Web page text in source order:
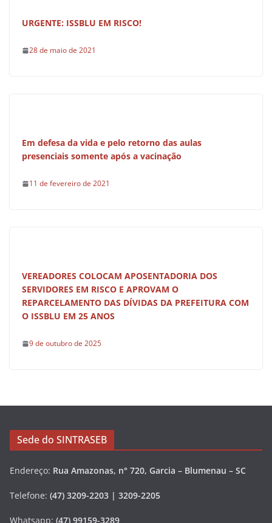
URGENTE: ISSBLU EM RISCO!
28 de maio de 2021
Em defesa da vida e pelo retorno das aulas
presenciais somente após a vacinação
11 de fevereiro de 2021
VEREADORES COLOCAM APOSENTADORIA DOS
SERVIDORES EM RISCO E APROVAM O
REPARCELAMENTO DAS DÍVIDAS DA PREFEITURA COM
O ISSBLU EM 25 ANOS
9 de outubro de 2025
Sede do SINTRASEB
Endereço: Rua Amazonas, n° 720, Garcia – Blumenau – SC
Telefone: (47) 3209-2203 | 3209-2205
Whatsapp: (47) 99159-3289